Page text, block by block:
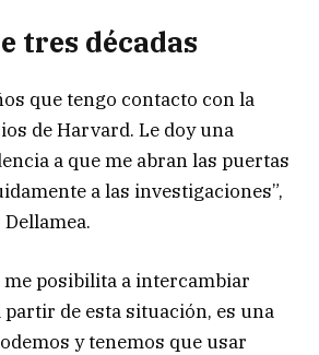
tres décadas
que tengo contacto con la
de Harvard. Le doy una
a que me abran las puertas
a las investigaciones”,
posibilita a intercambiar
de esta situación, es una
y tenemos que usar